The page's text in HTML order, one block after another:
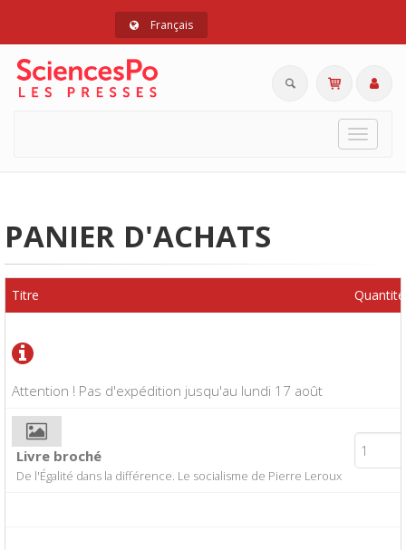
Français
Toggle
PANIER D'ACHATS
Attention ! Pas d'expédition jusqu'au lundi 17 août
Titre Quantité
Livre broché
De l'Égalité dans la différence. Le socialisme de Pierre Leroux